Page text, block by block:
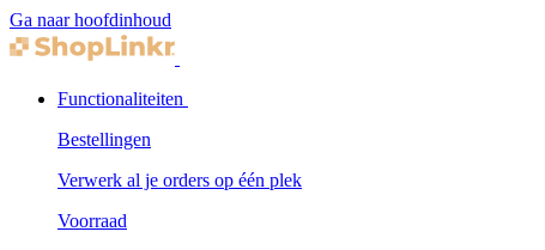
Ga naar hoofdinhoud
Functionaliteiten
Bestellingen
Verwerk al je orders op één plek
Voorraad